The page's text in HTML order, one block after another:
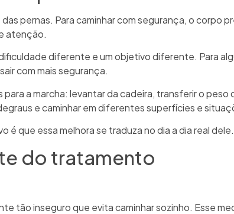
pernas. Para caminhar com segurança, o corpo
atenção.
diferente e um objetivo diferente. Para
com mais segurança.
a marcha: levantar da cadeira, transferir o peso
e caminhar em diferentes superfícies e
que essa melhora se traduza no dia a dia real dele.
do tratamento
tão inseguro que evita caminhar sozinho. Esse